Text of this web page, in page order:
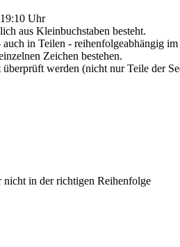
Uhr
aus Kleinbuchstaben besteht.
in Teilen - reihenfolgeabhängig
Zeichen bestehen.
werden (nicht nur Teile der
nicht in der richtigen Reihenfolge